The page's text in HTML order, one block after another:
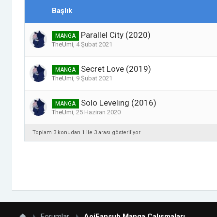
Başlık
MANGA Parallel City (2020)
TheUmi, 4 Şubat 2021
MANGA Secret Love (2019)
TheUmi, 9 Şubat 2021
MANGA Solo Leveling (2016)
TheUmi, 25 Haziran 2020
Toplam 3 konudan 1 ile 3 arası gösteriliyor